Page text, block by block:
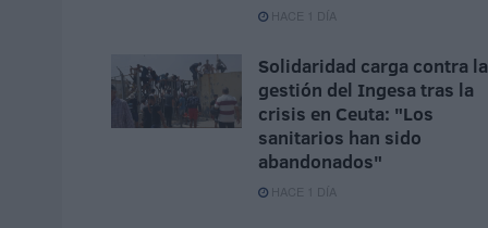
HACE 1 DÍA
Solidaridad carga contra la
gestión del Ingesa tras la
crisis en Ceuta: "Los
sanitarios han sido
abandonados"
HACE 1 DÍA